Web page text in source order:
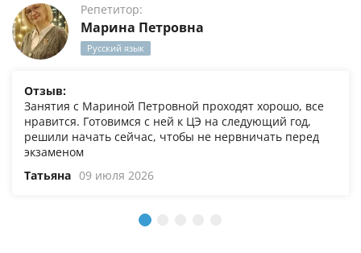
Репетитор:
Марина Петровна
Русский язык
Отзыв:
Занятия с Мариной Петровной проходят хорошо, все
нравится. Готовимся с ней к ЦЭ на следующий год,
решили начать сейчас, чтобы не нервничать перед
экзаменом
Татьяна 09 июля 2026